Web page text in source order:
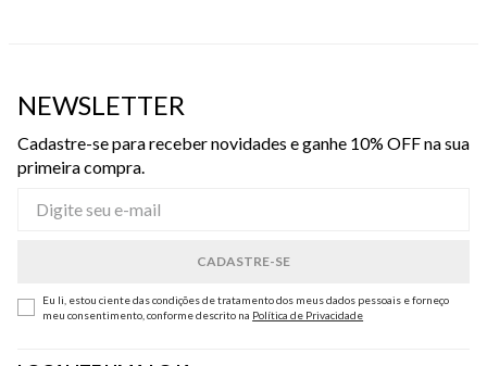
NEWSLETTER
Cadastre-se para receber novidades e ganhe 10% OFF na sua
primeira compra.
Eu li, estou ciente das condições de tratamento dos meus dados pessoais e forneço
meu consentimento, conforme descrito na Política de Privacidade